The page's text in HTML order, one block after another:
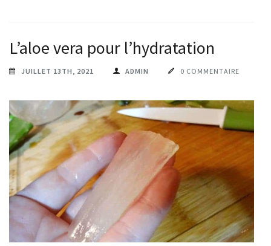
L’aloe vera pour l’hydratation
JUILLET 13TH, 2021 ADMIN 0 COMMENTAIRE